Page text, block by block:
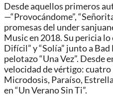
Desde aquellos primeros
—“Provocándome”,
promesas del under
Music en 2018. Su pericia
Difícil” y “Solía” junto a
pelotazo “Una Vez”. Desde
velocidad de vértigo: cuatro
Microdosis, Paraíso,
en “Un Verano Sin Ti”.